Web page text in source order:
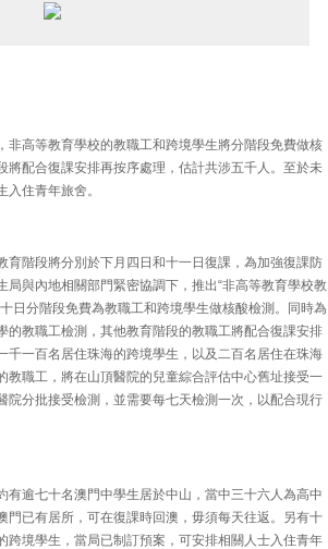
高等教育學校的教職工和跨境學生將分階段免費做核
配合復課安排再按序處理，估計共涉五千人。至於未
住青年旅舍。
階段將分別於下月四日和十一日復課，為加強復課防
與內地相關部門緊密協調下，推出“非高等教育學校教
日分階段免費為教職工和跨境學生做核酸檢測。同時為
的教職工檢測，其他教育階段的教職工將配合復課安排
一百名居住珠海的跨境學生，以及二百名居住在珠海
職工，將在山頂醫院的兒童綜合評估中心舊址接受一
院分批接受檢測，並需要每七天檢測一次，以配合現行
逾七十名澳門中學生居於中山，當中三十六人為高中
已有居所，可在復課時回澳，毋須每天往返。另有十
跨境學生，當局已制訂預案，可安排相關人士入住青年